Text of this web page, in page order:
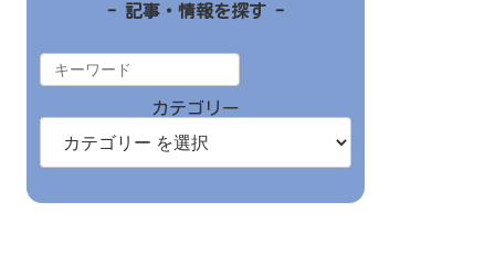
- 記事・情報を探す -
カテゴリー